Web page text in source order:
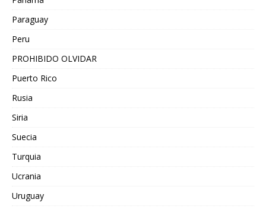
Paraguay
Peru
PROHIBIDO OLVIDAR
Puerto Rico
Rusia
Siria
Suecia
Turquia
Ucrania
Uruguay